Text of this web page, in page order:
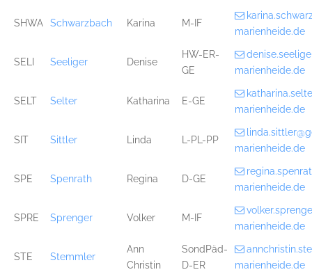
SHWA Schwarzbach Karina M-IF
marienheide.de
SELI Seeliger Denise
HW-ER-
GE
marienheide.de
SELT Selter Katharina E-GE
marienheide.de
SIT Sittler Linda L-PL-PP
marienheide.de
SPE Spenrath Regina D-GE
marienheide.de
SPRE Sprenger Volker M-IF
marienheide.de
STE Stemmler
Ann
Christin
SondPäd-
D-ER
marienheide.de